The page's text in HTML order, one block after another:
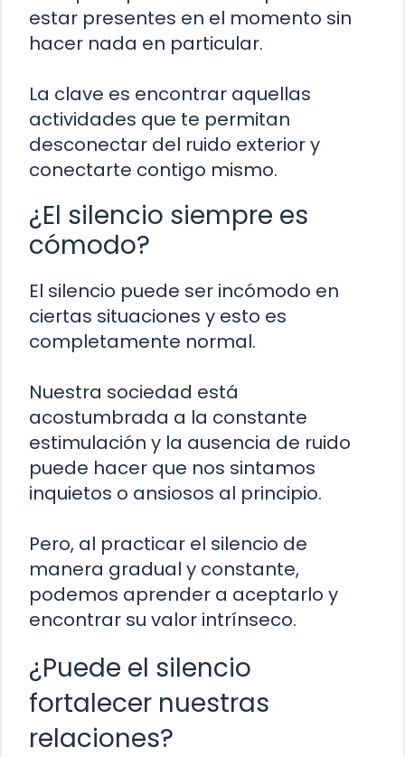
estar presentes en el momento sin
hacer nada en particular.
La clave es encontrar aquellas
actividades que te permitan
desconectar del ruido exterior y
conectarte contigo mismo.
¿El silencio siempre es
cómodo?
El silencio puede ser incómodo en
ciertas situaciones y esto es
completamente normal.
Nuestra sociedad está
acostumbrada a la constante
estimulación y la ausencia de ruido
puede hacer que nos sintamos
inquietos o ansiosos al principio.
Pero, al practicar el silencio de
manera gradual y constante,
podemos aprender a aceptarlo y
encontrar su valor intrínseco.
¿Puede el silencio
fortalecer nuestras
relaciones?